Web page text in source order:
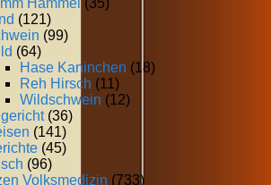
Hammel (35)
(121)
(99)
(64)
Hase Kaninchen (18)
Reh Hirsch (11)
Wildschwein (12)
(36)
(141)
(45)
(96)
Volksmedizin (733)